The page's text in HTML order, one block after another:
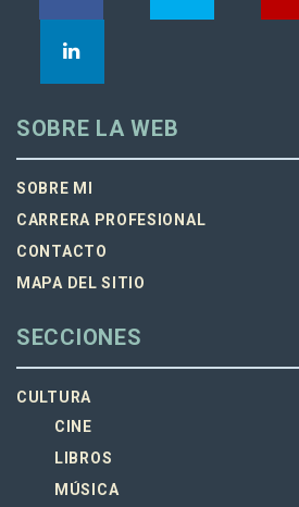
SOBRE LA WEB
SOBRE MI
CARRERA PROFESIONAL
CONTACTO
MAPA DEL SITIO
SECCIONES
CULTURA
CINE
LIBROS
MÚSICA